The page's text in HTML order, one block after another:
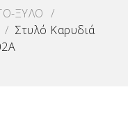
ΞΥΛΟ /
/ Στυλό Καρυδιά